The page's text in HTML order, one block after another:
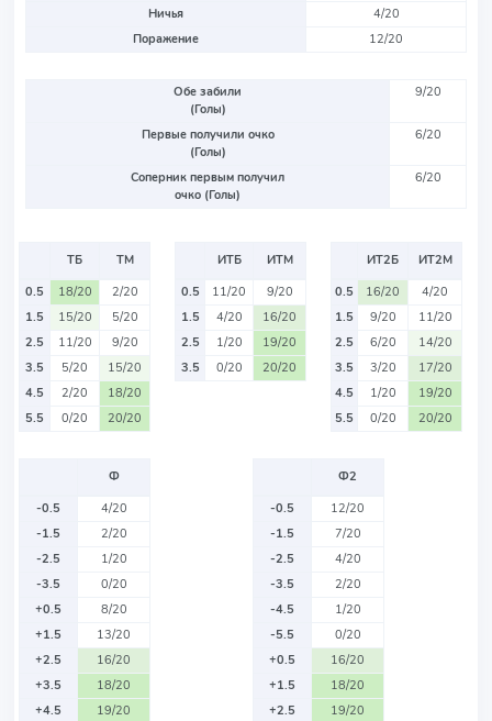
Ничья
4/20
Поражение
12/20
Обе забили
(Голы)
9/20
Первые получили очко
(Голы)
6/20
Соперник первым получил
очко (Голы)
6/20
ТБ
ТМ
0.5
18/20
2/20
1.5
15/20
5/20
2.5
11/20
9/20
3.5
5/20
15/20
4.5
2/20
18/20
5.5
0/20 20/20
ИТБ
ИТМ
0.5
11/20
9/20
1.5
4/20
16/20
2.5
1/20
19/20
3.5
0/20 20/20
ИТ2Б
ИТ2М
0.5
16/20
4/20
1.5
9/20
11/20
2.5
6/20
14/20
3.5
3/20
17/20
4.5
1/20
19/20
5.5
0/20 20/20
Ф
-0.5
4/20
-1.5
2/20
-2.5
1/20
-3.5
0/20
+0.5
8/20
+1.5
13/20
+2.5
16/20
+3.5
18/20
+4.5
19/20
Ф2
-0.5
12/20
-1.5
7/20
-2.5
4/20
-3.5
2/20
-4.5
1/20
-5.5
0/20
+0.5
16/20
+1.5
18/20
+2.5
19/20